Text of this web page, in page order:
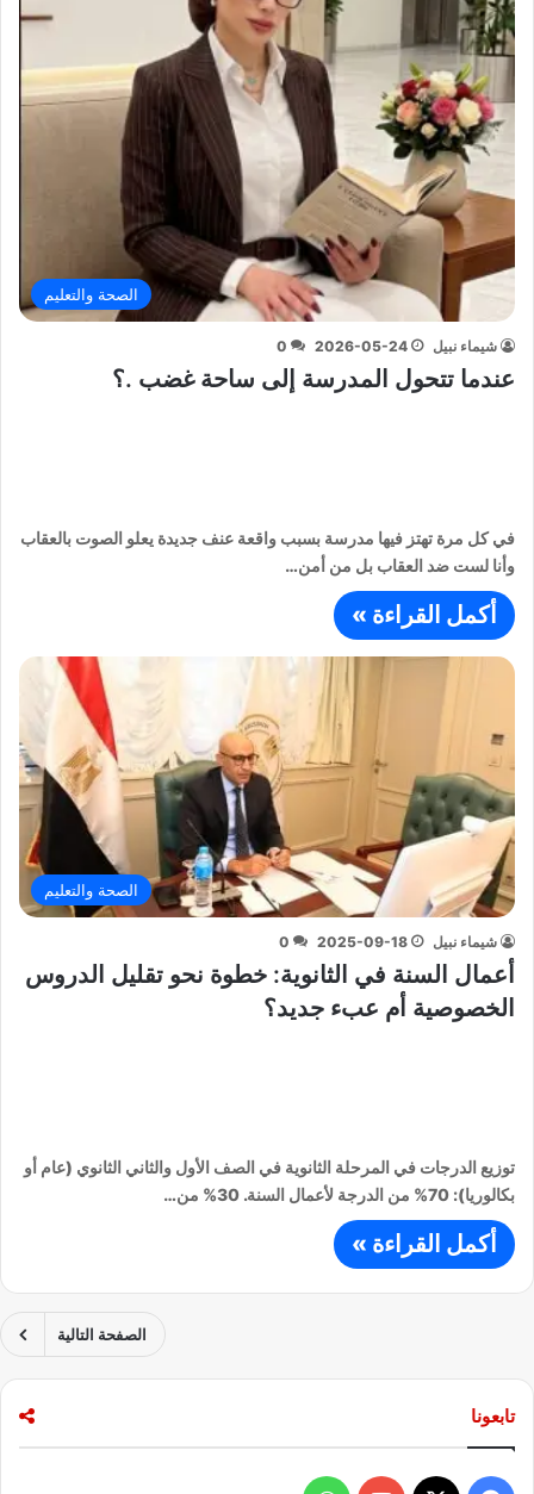
الصحة والتعليم
شيماء نبيل 2026-05-24
0
عندما تتحول المدرسة إلى ساحة غضب .؟
في كل مرة تهتز فيها مدرسة بسبب واقعة عنف جديدة يعلو الصوت بالعقاب
وأنا لست ضد العقاب بل من أمن…
أكمل القراءة »
الصحة والتعليم
شيماء نبيل 2025-09-18
0
أعمال السنة في الثانوية: خطوة نحو تقليل الدروس
الخصوصية أم عبء جديد؟
توزيع الدرجات في المرحلة الثانوية في الصف الأول والثاني الثانوي (عام أو
بكالوريا): 70% من الدرجة لأعمال السنة. 30% من…
أكمل القراءة »
الصفحة التالية
تابعونا